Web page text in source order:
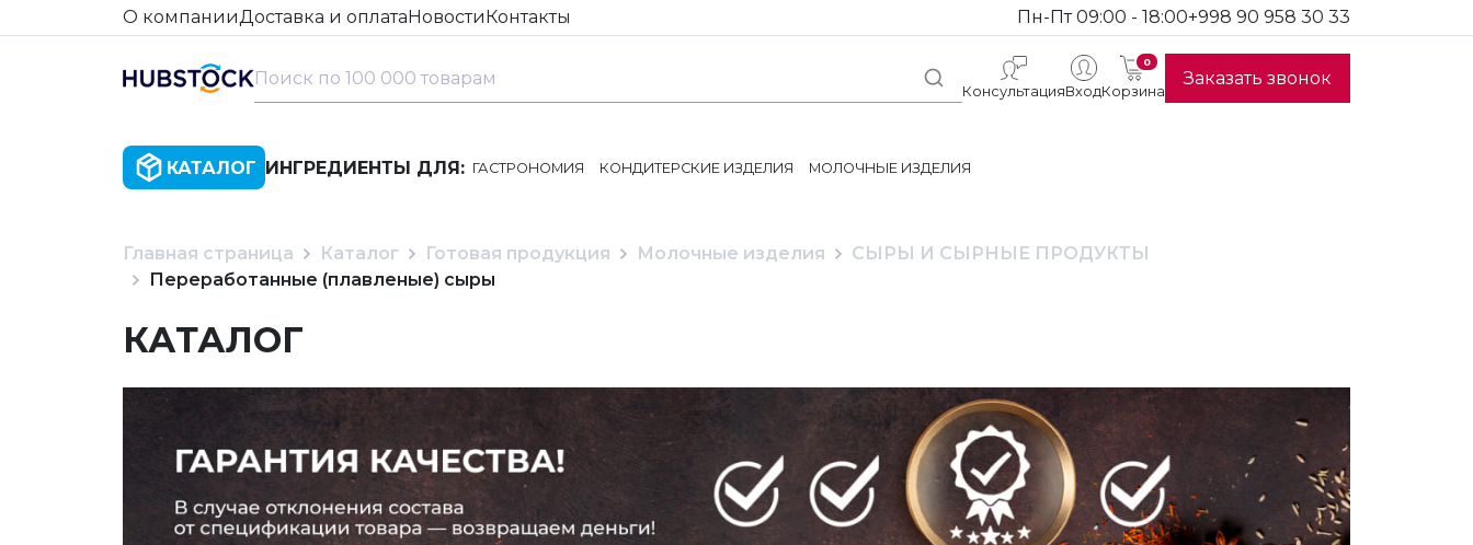
О компанииДоставка и оплатаНовостиКонтакты Пн-Пт 09:00 - 18:00+998 90 958 30 33
КонсультацияВход
0
Корзина
Заказать звонок
КАТАЛОГ ИНГРЕДИЕНТЫ ДЛЯ: ГАСТРОНОМИЯ КОНДИТЕРСКИЕ ИЗДЕЛИЯ МОЛОЧНЫЕ ИЗДЕЛИЯ
Главная страница Каталог Готовая продукция Молочные изделия
СЫРЫ И СЫРНЫЕ ПРОДУКТЫ
Переработанные (плавленые) сыры
КАТАЛОГ